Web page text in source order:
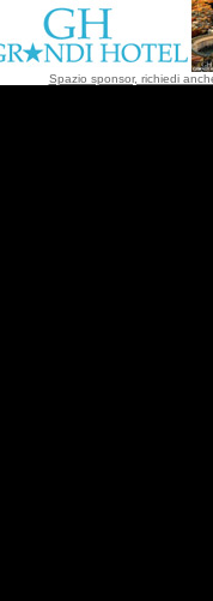
Spazio sponsor, richiedi